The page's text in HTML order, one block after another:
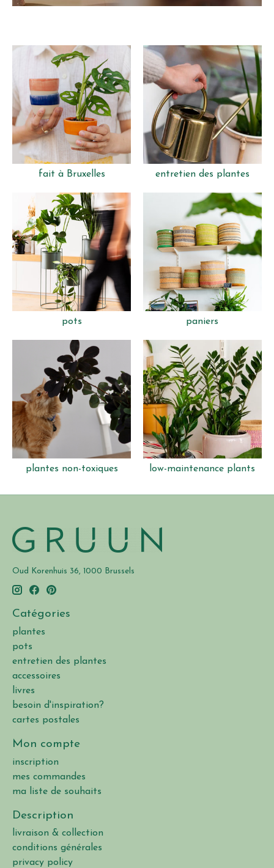
fait à Bruxelles entretien des plantes
pots paniers
plantes non-toxiques low-maintenance plants
Oud Korenhuis 36, 1000 Brussels
Catégories
plantes
pots
entretien des plantes
accessoires
livres
besoin d'inspiration?
cartes postales
Mon compte
inscription
mes commandes
ma liste de souhaits
Description
livraison & collection
conditions générales
privacy policy